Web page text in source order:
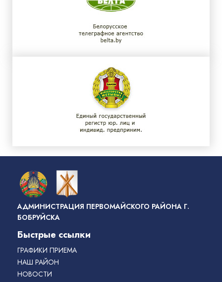
АДМИНИСТРАЦИЯ ПЕРВОМАЙСКОГО РАЙОНА Г.
БОБРУЙСКА
Быстрые ссылки
ГРАФИКИ ПРИЕМА
НАШ РАЙОН
НОВОСТИ